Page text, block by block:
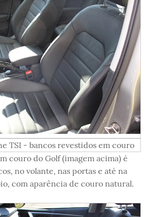
TSI - bancos revestidos em couro
couro do Golf (imagem acima) é
no volante, nas portas e até na
com aparência de couro natural.